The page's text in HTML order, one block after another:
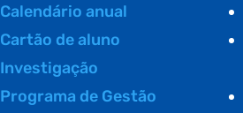
Calendário anual
Cartão de aluno
Investigação
Programa de Gestão